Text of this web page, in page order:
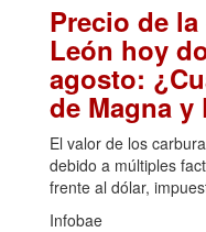
Precio de
León hoy
agosto:
de Magna y
El valor de los
debido a múltiples
frente al dólar,
Infobae